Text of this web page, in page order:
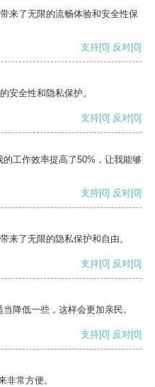
来了无限的流畅体验和安全性保
支持[0] 反对[0]
安全性和隐私保护。
支持[0] 反对[0]
工作效率提高了50%，让我能够
支持[0] 反对[0]
来了无限的隐私保护和自由。
支持[0] 反对[0]
降低一些，这样会更加亲民。
支持[0] 反对[0]
非常方便。